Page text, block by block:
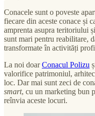
Conacele sunt o poveste
fiecare din aceste conace și
amprenta asupra teritoriului
sunt mari pentru reabilitare,
transformate în activități
La noi doarConacul Polizu
valorifice patrimoniul,
loc. Dar mai sunt zeci de
smart, cu un marketing bun
reînvia aceste locuri.